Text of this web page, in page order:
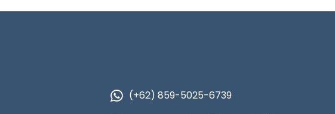
(+62) 859-5025-6739